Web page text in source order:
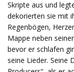
Skripte aus und
dekorierten sie mit
Regenbögen,
Mappe neben
bevor er schlafen
seine Lieder. Seine